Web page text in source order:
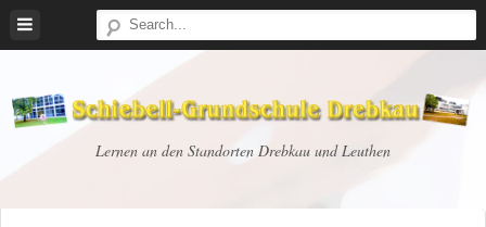
Skip
Schiebell-
Drebkau
Lernen an den Standorten Drebkau und Leuthen